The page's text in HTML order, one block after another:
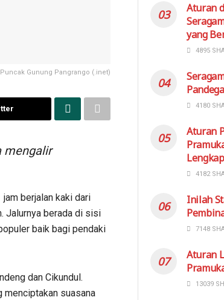
Gunung Pangrango (.inet)
mengalir
berjalan kaki dari
Jalurnya berada di sisi
baik bagi pendaki
dan Cikundul.
menciptakan suasana
Aturan
yang
4895
4180
Aturan
Lengkap
4182
Inilah
7148
Aturan
13039